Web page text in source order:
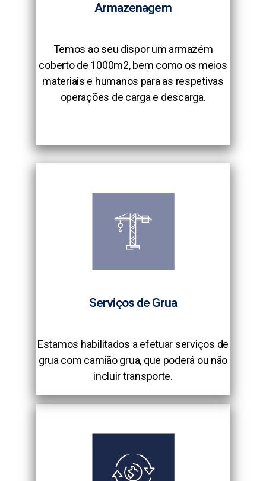
Armazenagem
Temos ao seu dispor um armazém
coberto de 1000m2, bem como os meios
materiais e humanos para as respetivas
operações de carga e descarga.
Serviços de Grua
Estamos habilitados a efetuar serviços de
grua com camião grua, que poderá ou não
incluir transporte.